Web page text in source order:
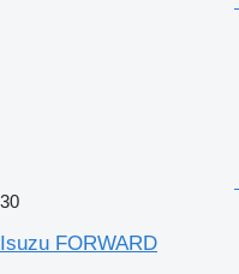
30
Isuzu FORWARD